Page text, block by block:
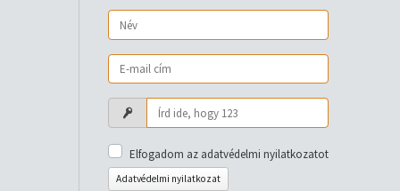
Elfogadom az adatvédelmi nyilatkozatot
Adatvédelmi nyilatkozat